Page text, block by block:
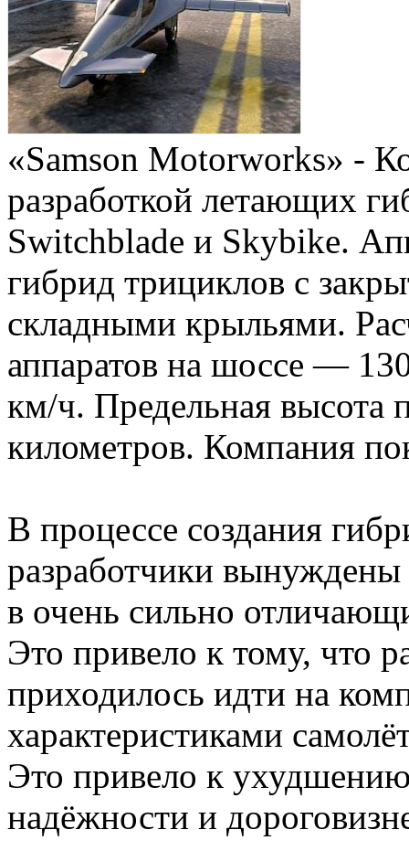
«Samson Motorworks» -
разработкой летающих
Switchblade и Skybike.
гибрид трициклов с
складными крыльями.
аппаратов на шоссе —
км/ч. Предельная высота
километров. Компания
В процессе создания
разработчики вынуждены
в очень сильно
Это привело к тому, что
приходилось идти на
характеристиками
Это привело к
надёжности и